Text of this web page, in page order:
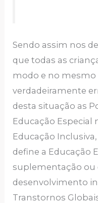
Sendo assim nos
que todas as
modo e no mesmo
verdadeiramente
desta situação as
Educação Especial
Educação
define a Educação
suplementação
desenvolvimento
Transtornos